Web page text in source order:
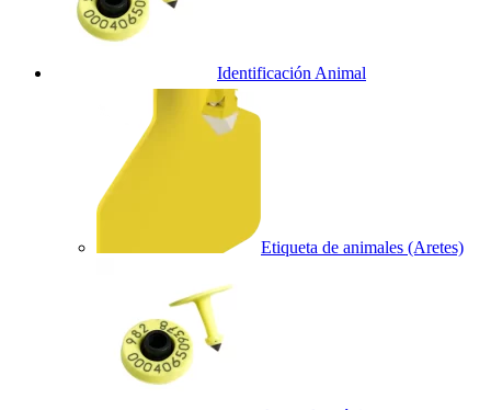
Identificación Animal
Etiqueta de animales (Aretes)